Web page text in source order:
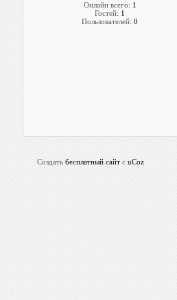
Онлайн всего: 1
Гостей: 1
Пользователей: 0
Создать бесплатный сайт с uCoz